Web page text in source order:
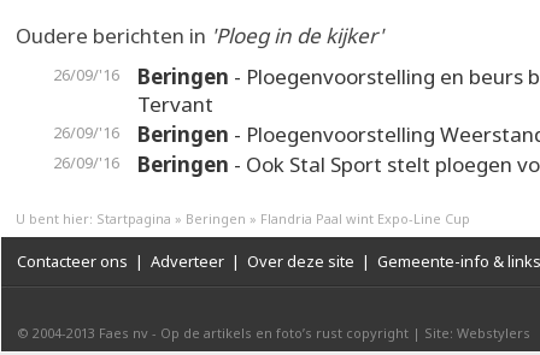
Oudere berichten in 'Ploeg in de kijker'
26/09/'16 Beringen - Ploegenvoorstelling en beurs
Tervant
26/09/'16 Beringen - Ploegenvoorstelling
26/09/'16 Beringen - Ook Stal Sport stelt ploegen
U bent hier: Startpagina » Beringen » Flandria Paal wint Expo-Line Cup
Contacteer ons | Adverteer | Over deze site | Gemeente-info & links
© 2004-2013 Faes nv - Op de artikels en foto’s rust copyright | Site: Webstylers